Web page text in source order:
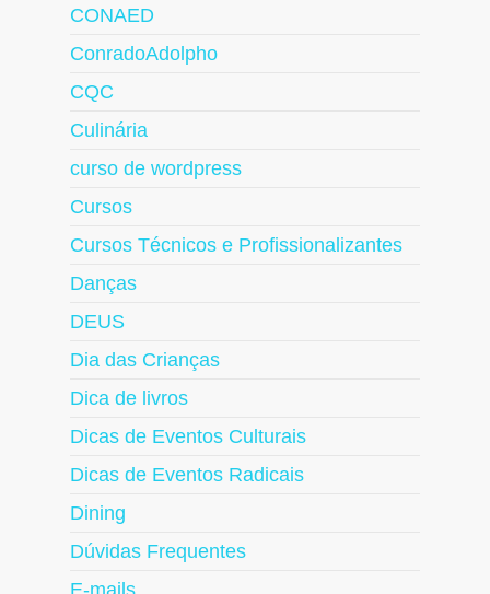
CONAED
ConradoAdolpho
CQC
Culinária
curso de wordpress
Cursos
Cursos Técnicos e Profissionalizantes
Danças
DEUS
Dia das Crianças
Dica de livros
Dicas de Eventos Culturais
Dicas de Eventos Radicais
Dining
Dúvidas Frequentes